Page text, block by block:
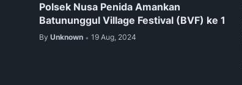
Polsek Nusa Penida Amankan
Batununggul Village Festival (BVF) ke 1
By Unknown • 19 Aug, 2024